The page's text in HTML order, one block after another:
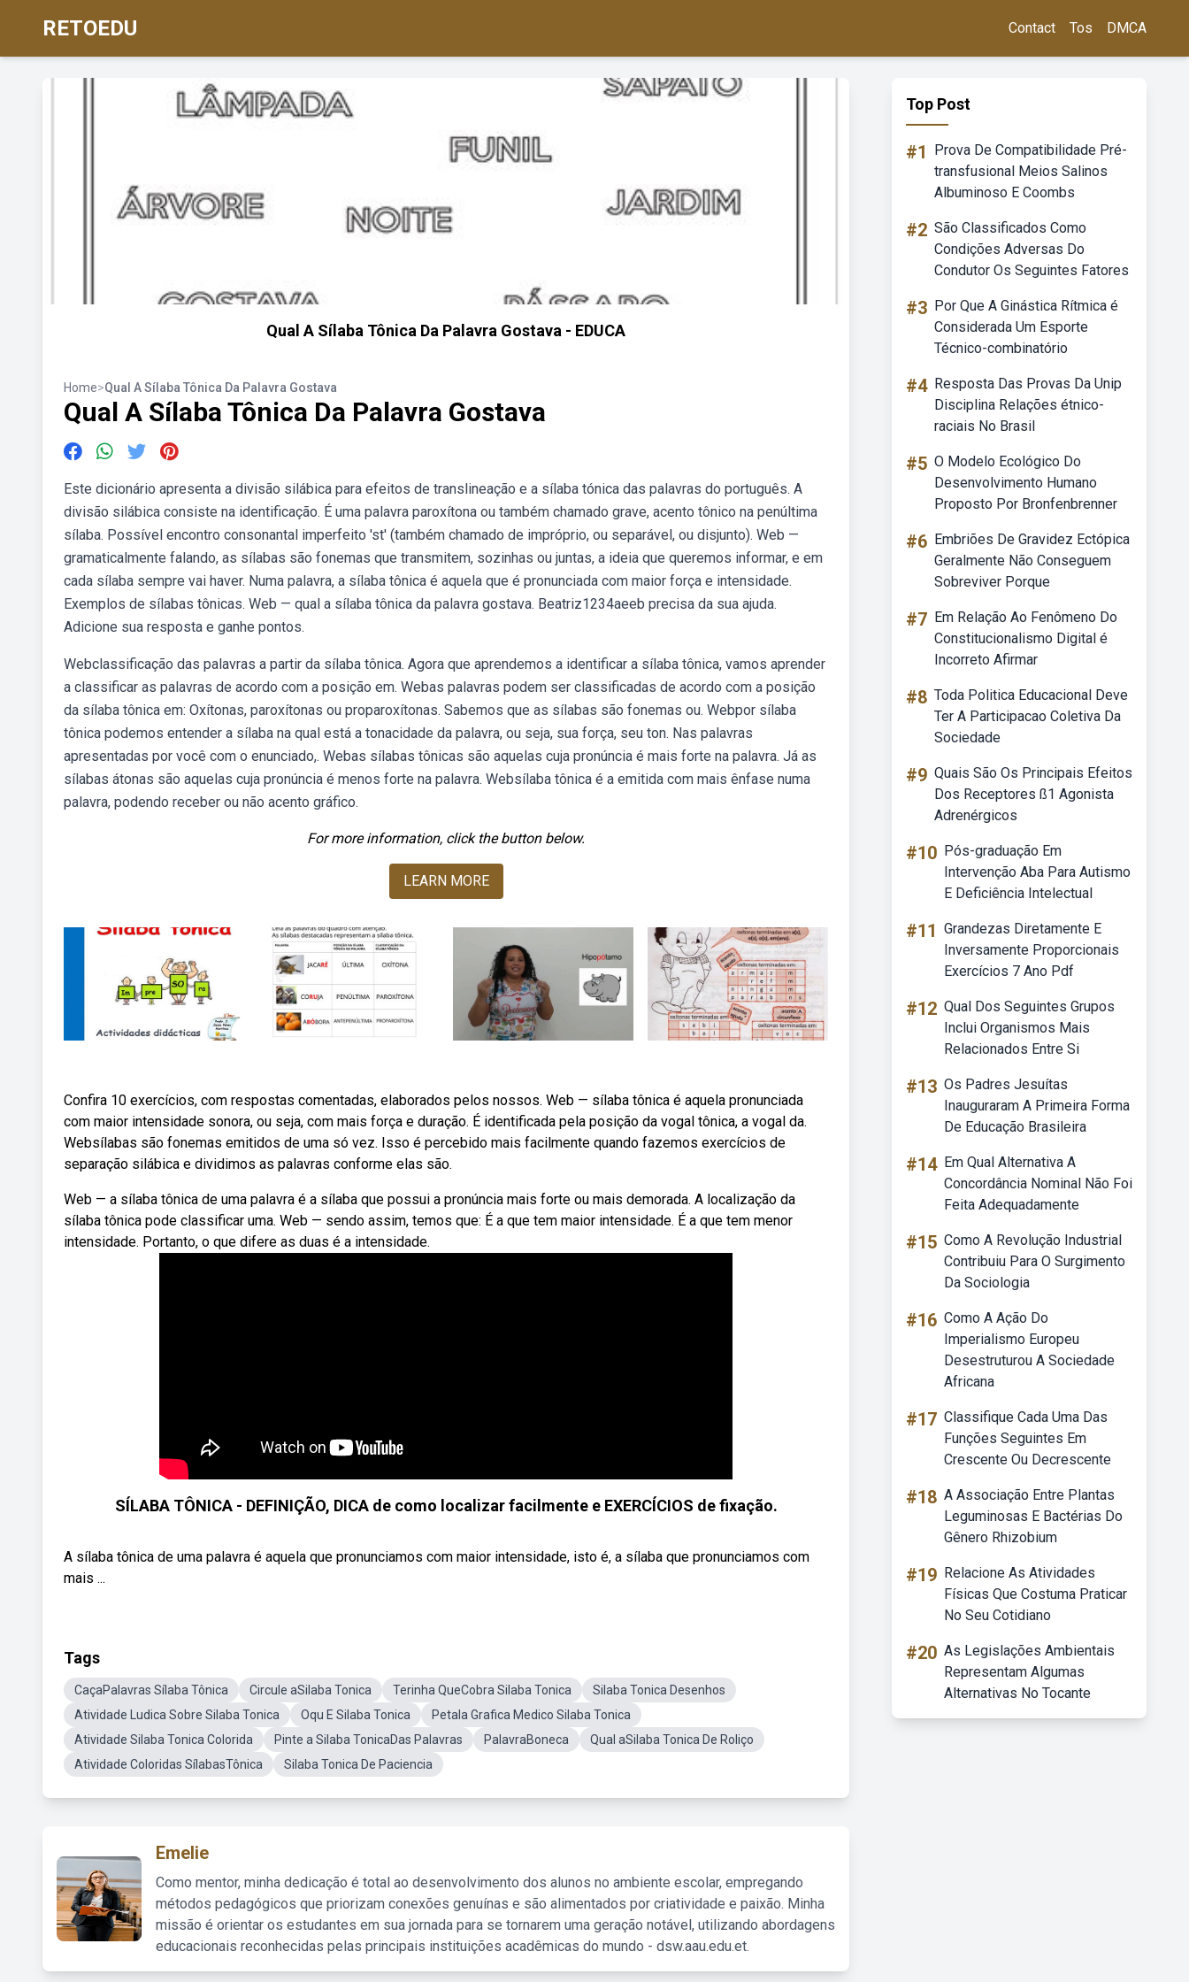
RETOEDU Contact Tos DMCA
Qual A Sílaba Tônica Da Palavra Gostava - EDUCA
Home>Qual A Sílaba Tônica Da Palavra Gostava
Qual A Sílaba Tônica Da Palavra Gostava
Este dicionário apresenta a divisão silábica para efeitos de translineação e a sílaba tónica das palavras do português. A
divisão silábica consiste na identificação. É uma palavra paroxítona ou também chamado grave, acento tônico na penúltima
sílaba. Possível encontro consonantal imperfeito 'st' (também chamado de impróprio, ou separável, ou disjunto). Web —
gramaticalmente falando, as sílabas são fonemas que transmitem, sozinhas ou juntas, a ideia que queremos informar, e em
cada sílaba sempre vai haver. Numa palavra, a sílaba tônica é aquela que é pronunciada com maior força e intensidade.
Exemplos de sílabas tônicas. Web — qual a sílaba tônica da palavra gostava. Beatriz1234aeeb precisa da sua ajuda.
Adicione sua resposta e ganhe pontos.
Webclassificação das palavras a partir da sílaba tônica. Agora que aprendemos a identificar a sílaba tônica, vamos aprender
a classificar as palavras de acordo com a posição em. Webas palavras podem ser classificadas de acordo com a posição
da sílaba tônica em: Oxítonas, paroxítonas ou proparoxítonas. Sabemos que as sílabas são fonemas ou. Webpor sílaba
tônica podemos entender a sílaba na qual está a tonacidade da palavra, ou seja, sua força, seu ton. Nas palavras
apresentadas por você com o enunciado,. Webas sílabas tônicas são aquelas cuja pronúncia é mais forte na palavra. Já as
sílabas átonas são aquelas cuja pronúncia é menos forte na palavra. Websílaba tônica é a emitida com mais ênfase numa
palavra, podendo receber ou não acento gráfico.
For more information, click the button below.
LEARN MORE
Confira 10 exercícios, com respostas comentadas, elaborados pelos nossos. Web — sílaba tônica é aquela pronunciada
com maior intensidade sonora, ou seja, com mais força e duração. É identificada pela posição da vogal tônica, a vogal da.
Websílabas são fonemas emitidos de uma só vez. Isso é percebido mais facilmente quando fazemos exercícios de
separação silábica e dividimos as palavras conforme elas são.
Web — a sílaba tônica de uma palavra é a sílaba que possui a pronúncia mais forte ou mais demorada. A localização da
sílaba tônica pode classificar uma. Web — sendo assim, temos que: É a que tem maior intensidade. É a que tem menor
intensidade. Portanto, o que difere as duas é a intensidade.
SÍLABA TÔNICA - DEFINIÇÃO, DICA de como localizar facilmente e EXERCÍCIOS de fixação.
A sílaba tônica de uma palavra é aquela que pronunciamos com maior intensidade, isto é, a sílaba que pronunciamos com
mais ...
Tags
CaçaPalavras Sílaba Tônica Circule aSilaba Tonica Terinha QueCobra Silaba Tonica
Silaba Tonica Desenhos
Atividade Ludica Sobre Silaba Tonica
Oqu E Silaba Tonica
Petala Grafica Medico Silaba Tonica
Atividade Silaba Tonica Colorida
Pinte a Silaba TonicaDas Palavras PalavraBoneca
Qual aSilaba Tonica De Roliço
Atividade Coloridas SílabasTônica
Silaba Tonica De Paciencia
Emelie
Como mentor, minha dedicação é total ao desenvolvimento dos alunos no ambiente escolar, empregando
métodos pedagógicos que priorizam conexões genuínas e são alimentados por criatividade e paixão. Minha
missão é orientar os estudantes em sua jornada para se tornarem uma geração notável, utilizando abordagens
educacionais reconhecidas pelas principais instituições acadêmicas do mundo - dsw.aau.edu.et.
Top Post
#1
Prova De Compatibilidade Pré-
transfusional Meios Salinos
Albuminoso E Coombs
#2 São Classificados Como
Condições Adversas Do
Condutor Os Seguintes Fatores
#3 Por Que A Ginástica Rítmica é
Considerada Um Esporte
Técnico-combinatório
#4 Resposta Das Provas Da Unip
Disciplina Relações étnico-
raciais No Brasil
#5 O Modelo Ecológico Do
Desenvolvimento Humano
Proposto Por Bronfenbrenner
#6 Embriões De Gravidez Ectópica
Geralmente Não Conseguem
Sobreviver Porque
#7 Em Relação Ao Fenômeno Do
Constitucionalismo Digital é
Incorreto Afirmar
#8 Toda Politica Educacional Deve
Ter A Participacao Coletiva Da
Sociedade
#9 Quais São Os Principais Efeitos
Dos Receptores ß1 Agonista
Adrenérgicos
#10 Pós-graduação Em
Intervenção Aba Para Autismo
E Deficiência Intelectual
#11 Grandezas Diretamente E
Inversamente Proporcionais
Exercícios 7 Ano Pdf
#12 Qual Dos Seguintes Grupos
Inclui Organismos Mais
Relacionados Entre Si
#13 Os Padres Jesuítas
Inauguraram A Primeira Forma
De Educação Brasileira
#14 Em Qual Alternativa A
Concordância Nominal Não Foi
Feita Adequadamente
#15 Como A Revolução Industrial
Contribuiu Para O Surgimento
Da Sociologia
#16 Como A Ação Do
Imperialismo Europeu
Desestruturou A Sociedade
Africana
#17 Classifique Cada Uma Das
Funções Seguintes Em
Crescente Ou Decrescente
#18 A Associação Entre Plantas
Leguminosas E Bactérias Do
Gênero Rhizobium
#19 Relacione As Atividades
Físicas Que Costuma Praticar
No Seu Cotidiano
#20 As Legislações Ambientais
Representam Algumas
Alternativas No Tocante